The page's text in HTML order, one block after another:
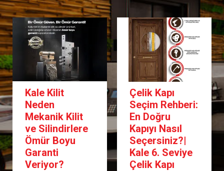
Kale Kilit
Neden
Mekanik Kilit
ve Silindirlere
Ömür Boyu
Garanti
Veriyor?
Çelik Kapı
Seçim Rehberi:
En Doğru
Kapıyı Nasıl
Seçersiniz?|
Kale 6. Seviye
Çelik Kapı